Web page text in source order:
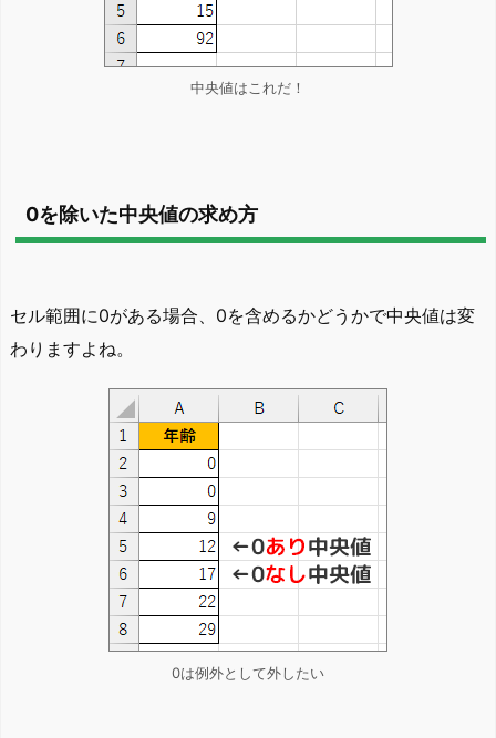
中央値はこれだ！
0を除いた中央値の求め方
セル範囲に0がある場合、0を含めるかどうかで中央値は変
わりますよね。
0は例外として外したい